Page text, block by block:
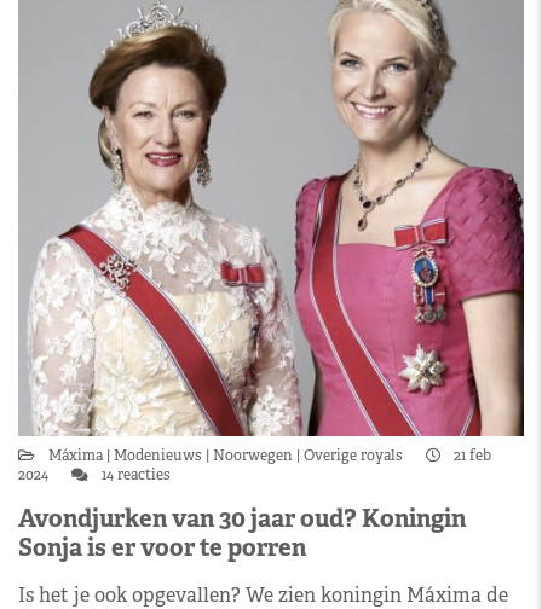
Máxima Modenieuws Noorwegen Overige royals
21 feb
2024
14 reacties
Avondjurken van 30 jaar oud? Koningin
Sonja is er voor te porren
Is het je ook opgevallen? We zien koningin Máxima de